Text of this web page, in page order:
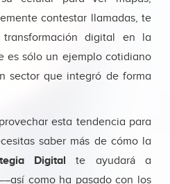
contestar llamadas, te
digital en la
es sólo un ejemplo cotidiano
sector que integró de forma
esta tendencia para
saber más de cómo la
Digital te ayudará a
como ha pasado con los